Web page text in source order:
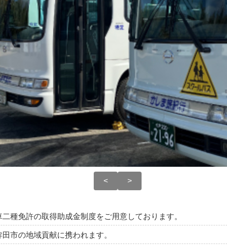
< >
種免許の取得助成金制度をご用意しております。
市の地域貢献に携われます。